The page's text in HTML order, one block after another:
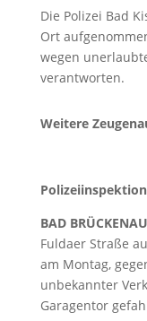
Die Polizei Bad
Ort
wegen
verantworten.
Weitere
BAD
Fuldaer Straße
am Montag,
unbekannter
Garagentor